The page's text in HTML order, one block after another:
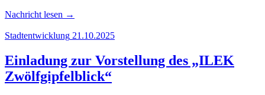
Nachricht lesen →
Stadtentwicklung 21.10.2025
Ein­la­dung zur Vor­stel­lung des „ILEK
Zwölfgipfelblick“